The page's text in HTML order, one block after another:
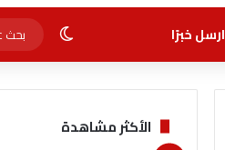
ارسل خبرًا الوضع
الأكثر مشاهدة